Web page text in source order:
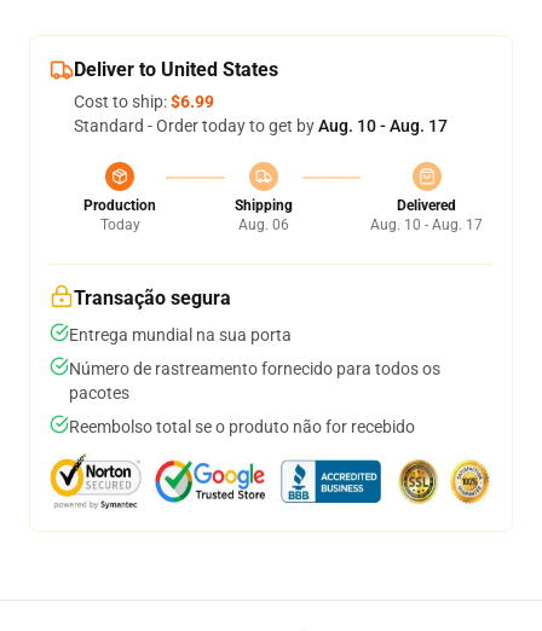
Deliver to United States
Cost to ship:$6.99
Standard - Order today to get byAug. 10 - Aug. 17
Production
Today
Shipping
Aug. 06
Delivered
Aug. 10 - Aug. 17
Transação segura
Entrega mundial na sua porta
Número de rastreamento fornecido para todos os
pacotes
Reembolso total se o produto não for recebido